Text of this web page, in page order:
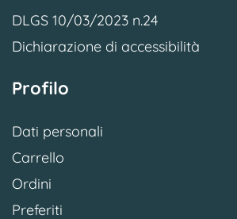
DLGS 10/03/2023 n.24
Dichiarazione di accessibilità
Profilo
Dati personali
Carrello
Ordini
Preferiti